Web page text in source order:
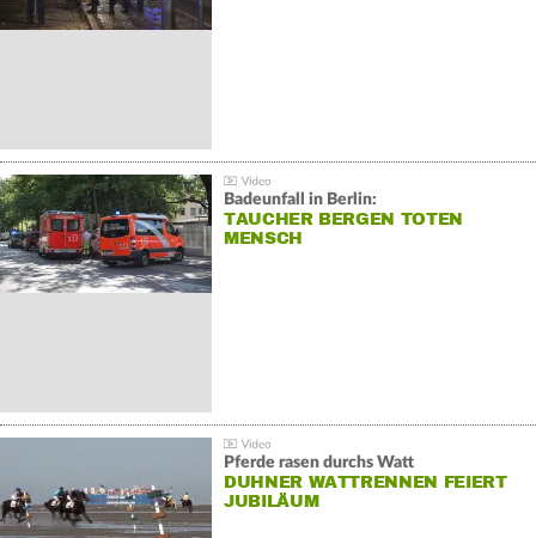
Badeunfall in Berlin:
TAUCHER BERGEN TOTEN
MENSCH
Pferde rasen durchs Watt
DUHNER WATTRENNEN FEIERT
JUBILÄUM